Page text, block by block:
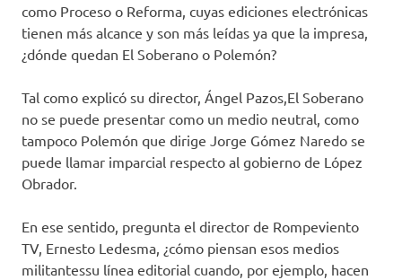
como Proceso o Reforma, cuyas ediciones electrónicas
tienen más alcance y son más leídas ya que la impresa,
¿dónde quedan El Soberano o Polemón?
Tal como explicó su director, Ángel Pazos,El Soberano
no se puede presentar como un medio neutral, como
tampoco Polemón que dirige Jorge Gómez Naredo se
puede llamar imparcial respecto al gobierno de López
Obrador.
En ese sentido, pregunta el director de Rompeviento
TV, Ernesto Ledesma, ¿cómo piensan esos medios
militantessu línea editorial cuando, por ejemplo, hacen